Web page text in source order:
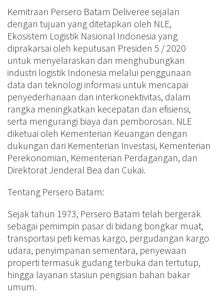
Kemitraan Persero Batam Deliveree sejalan
dengan tujuan yang ditetapkan oleh NLE,
Ekosistem Logistik Nasional Indonesia yang
diprakarsai oleh keputusan Presiden 5 / 2020
untuk menyelaraskan dan menghubungkan
industri logistik Indonesia melalui penggunaan
data dan teknologi informasi untuk mencapai
penyederhanaan dan interkonektivitas, dalam
rangka meningkatkan kecepatan dan efisiensi,
serta mengurangi biaya dan pemborosan. NLE
diketuai oleh Kementerian Keuangan dengan
dukungan dari Kementerian Investasi, Kementerian
Perekonomian, Kementerian Perdagangan, dan
Direktorat Jenderal Bea dan Cukai.
Tentang Persero Batam:
Sejak tahun 1973, Persero Batam telah bergerak
sebagai pemimpin pasar di bidang bongkar muat,
transportasi peti kemas kargo, pergudangan kargo
udara, penyimpanan sementara, penyewaan
properti termasuk gudang terbuka dan tertutup,
hingga layanan stasiun pengisian bahan bakar
umum.